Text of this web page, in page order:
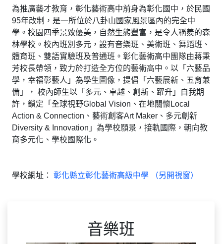
為推廣藝才教育，彰化藝術高中前身為彰化國中，於民國
95年改制，是一所位於八卦山國家風景區內的完全中
學。校園四季景致優美，自然生態豐富，是令人稱羨的森
林學校。校內班別多元，設有音樂班、美術班、舞蹈班、
體育班、雙語實驗班及普通班。彰化藝術高中團隊由蔣秉
芳校長帶領，致力於打造全方位的藝術高中。以「六藝品
學，幸福彰藝人」為學生圖像，提倡「六藝展新、五育兼
備」， 校內師生以「多元、卓越、創新、躍升」自我期
許，鎖定「全球視野Global Vision、在地關懷Local
Action & Connection、藝術創客Art Maker、多元創新
Diversity & Innovation」為學校願景，接軌國際，朝向教
育多元化、學校國際化。
學校網址： 彰化縣立彰化藝術高級中學 （另開視窗）
音樂班